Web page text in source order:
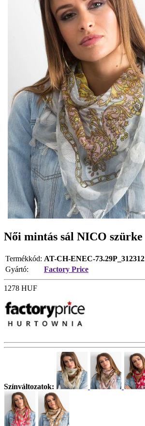
Női mintás sál NICO szürke
Termékkód: AT-CH-ENEC-73.29P_312312
Gyártó:
Factory Price
1278 HUF
Színváltozatok: